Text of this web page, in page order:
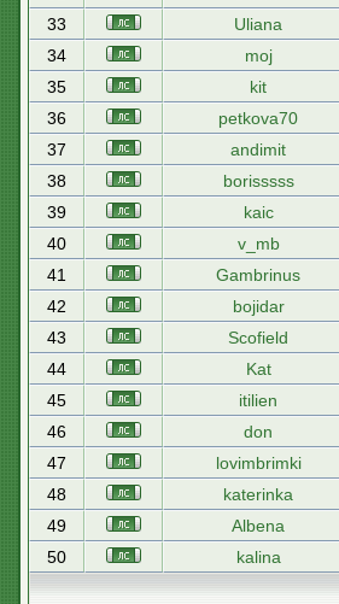
33
Uliana
34
moj
35
kit
36
petkova70
37
andimit
38
borisssss
39
kaic
40
v_mb
41
Gambrinus
42
bojidar
43
Scofield
44
Kat
45
itilien
46
don
47
lovimbrimki
48
katerinka
49
Albena
50
kalina